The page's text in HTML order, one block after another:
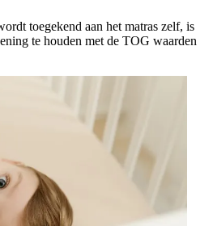
toegekend aan het matras zelf, is
te houden met de TOG waarden